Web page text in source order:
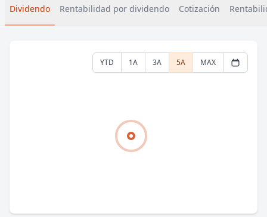
Dividendo Rentabilidad por dividendo Cotización
YTD 1A 3A 5A MAX